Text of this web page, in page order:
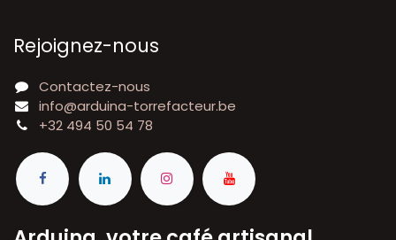
Rejoignez-nous
Contactez-nous
info@arduina-torrefacteur.be
+32 494 50 54 78